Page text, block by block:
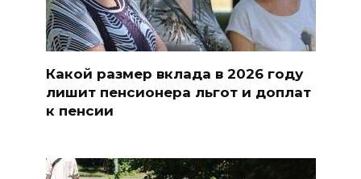
Какой размер вклада в 2026 году
лишит пенсионера льгот и доплат
к пенсии